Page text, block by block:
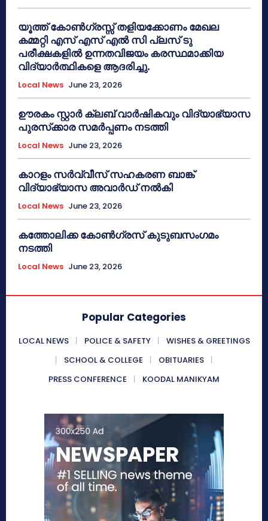
യൂത്ത് കോൺഗ്രസ്സ് തളിയക്കോണം മേഖല
കമ്മറ്റി എസ് എസ് എൽ സി പ്ലസ് ടു
പരീക്ഷകളിൽ ഉന്നതവിജയം കരസ്ഥമാക്കിയ
വിദ്യാർത്ഥികളെ ആദരിച്ചു.
Local News June 23, 2026
ഊരകം സ്റ്റാർ ക്ലബ് വാർഷികവും വിദ്യാഭ്യാസ
പുരസ്‌ക്കാര സമർപ്പണം നടത്തി
Local News June 23, 2026
കാറളം സർവ്വീസ് സഹകരണ ബാങ്ക്
വിദ്യാഭ്യാസ അവാർഡ് നൽകി
Local News June 23, 2026
കത്തോലിക്ക കോൺഗ്രസ് കുടുബസംഗമം
നടത്തി
Local News June 23, 2026
Popular Categories
LOCAL NEWS POLICE & SAFETY
WISHES & GREETINGS
SCHOOL & COLLEGE
OBITUARIES
PRESS CONFERENCE
KOODAL MANIKYAM